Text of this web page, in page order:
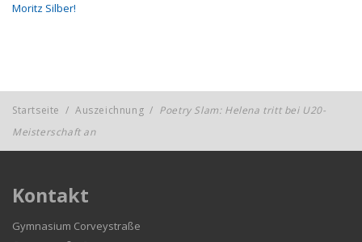
Moritz Silber!
Startseite / Auszeichnung / Poetry Slam: Helena tritt bei U20-
Meisterschaft an
Kontakt
Gymnasium Corveystraße